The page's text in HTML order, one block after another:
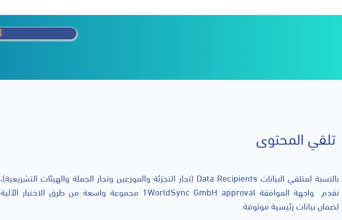
بالنسبة لمتلقي البيانات Data Recipients (تجار التجزئة والموزعين وتجار الجملة والهيئات التشريعية)،
تقدم واجهة الموافقة 1WorldSync GmbH approval مجموعة واسعة من طرق الاختبار الآلية
لضمان بيانات رئيسية موثوقة.